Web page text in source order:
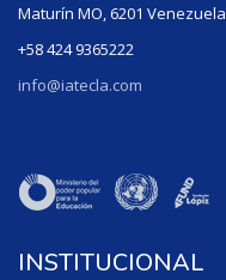
Maturín MO, 6201 Venezuela
+58 424 9365222
info@iatecla.com
INSTITUCIONAL